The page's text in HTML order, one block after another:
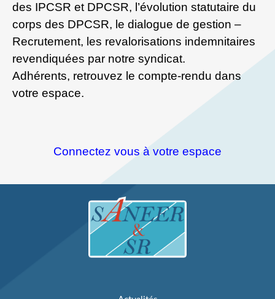
des IPCSR et DPCSR, l’évolution statutaire du
corps des DPCSR, le dialogue de gestion –
Recrutement, les revalorisations indemnitaires
revendiquées par notre syndicat.
Adhérents, retrouvez le compte-rendu dans
votre espace.
Connectez vous à votre espace